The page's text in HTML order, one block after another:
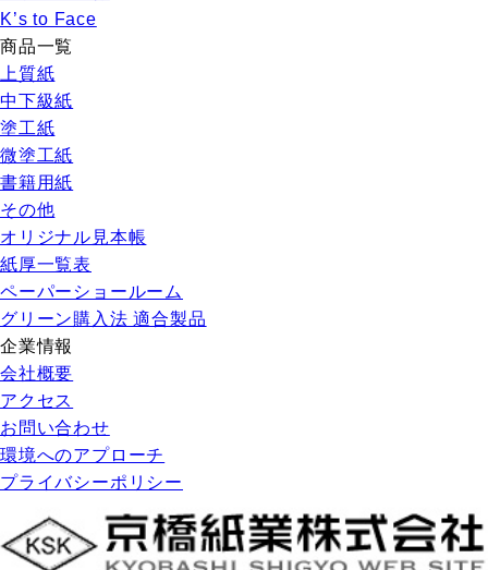
K’s to Face
商品一覧
上質紙
中下級紙
塗工紙
微塗工紙
書籍用紙
その他
オリジナル見本帳
紙厚一覧表
ペーパーショールーム
グリーン購入法 適合製品
企業情報
会社概要
アクセス
お問い合わせ
環境へのアプローチ
プライバシーポリシー